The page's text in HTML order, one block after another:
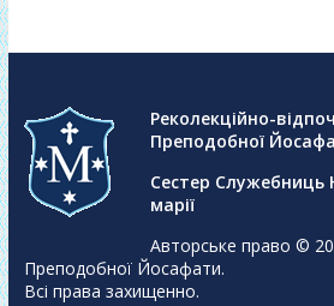
Реколекційно-
Преподобної
Сестер Служебниць
марії
Авторське право ©
Преподобної Йосафати.
Всі права захищенно.